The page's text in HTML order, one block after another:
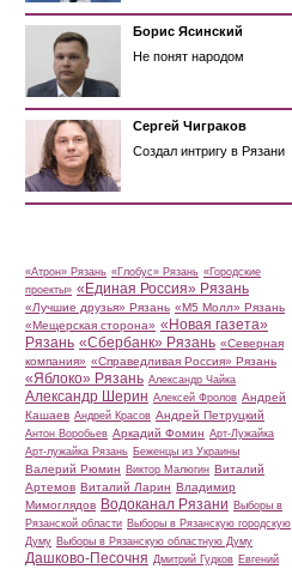
Борис Ясинский
Не понят народом
Сергей Чиграков
Создал интригу в Рязани
«Атрон» Рязань «Глобус» Рязань «Городские
проекты» «Единая Россия» Рязань
«Лучшие друзья» Рязань «М5 Молл» Рязань
«Мещерская сторона» «Новая газета»
Рязань «Сбербанк» Рязань «Северная
компания» «Справедливая Россия» Рязань
«Яблоко» Рязань Александр Чайка
Александр Шерин Алексей Фролов Андрей
Кашаев Андрей Красов Андрей Петруцкий
Антон Воробьев Аркадий Фомин Арт-Лужайка
Арт-лужайка Рязань Беженцы из Украины
Валерий Рюмин Виктор Малюгин Виталий
Артемов Виталий Ларин Владимир
Мимоглядов Водоканал Рязани Выборы в
Рязанской области Выборы в Рязанскую городскую
Думу Выборы в Рязанскую областную Думу
Дашково-Песочня Дмитрий Гудков Евгений